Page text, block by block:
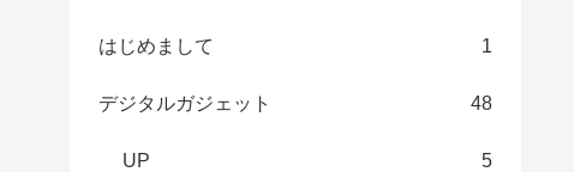
はじめまして 1
デジタルガジェット 48
UP 5